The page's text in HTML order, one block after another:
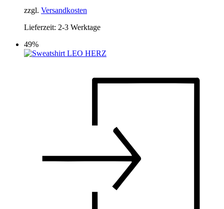
gewählt
zzgl. Versandkosten
Lieferzeit: 2-3 Werktage
49%